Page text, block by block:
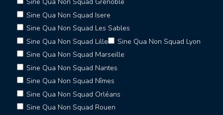
Sine Qua Non Squad Isere
Sine Qua Non Squad Les Sables
Sine Qua Non Squad Lille
Sine Qua Non Squad Lyon
Sine Qua Non Squad Marseille
Sine Qua Non Squad Nantes
Sine Qua Non Squad Nîmes
Sine Qua Non Squad Orléans
Sine Qua Non Squad Rouen